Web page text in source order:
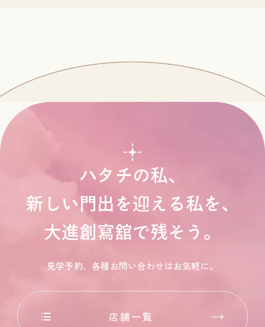
ハタチの私、
新しい門出を迎える私を、
大進創寫舘で残そう。
見学予約、各種お問い合わせはお気軽に。
店舗一覧